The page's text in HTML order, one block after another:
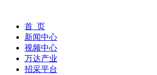
首 页
新闻中心
视频中心
万达产业
招采平台